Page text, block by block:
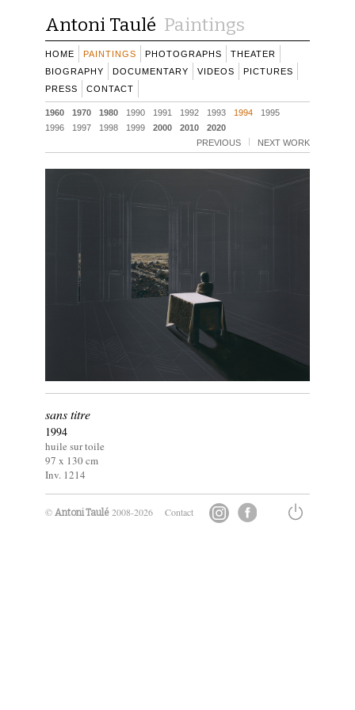
Antoni Taulé Paintings
HOME PAINTINGS PHOTOGRAPHS
THEATER
BIOGRAPHY
DOCUMENTARY VIDEOS
PICTURES
PRESS
CONTACT
1960 1970 1980 1990 1991 1992 1993 1994
1995
1996
1997 1998 1999 2000 2010
2020
PREVIOUS
NEXT WORK
sans titre
1994
huile sur toile
97 x 130cm
Inv. 1214
© Antoni Taulé 2008-2026 Contact